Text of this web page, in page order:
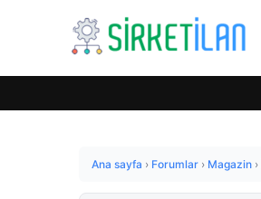
Ana sayfa › Forumlar › Magazin ›